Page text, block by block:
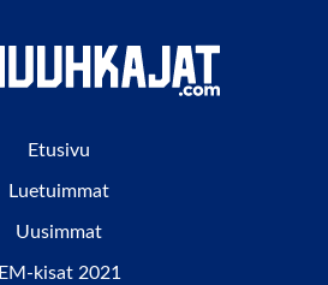
Etusivu
Luetuimmat
Uusimmat
EM-kisat 2021